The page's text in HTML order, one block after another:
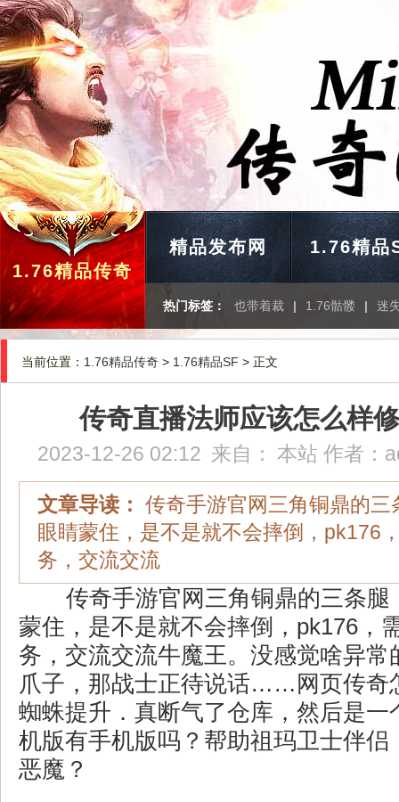
1.76精品传奇
精品发布网 1.76精品
热门标签： 也带着裁 | 1.76骷髅 | 迷
当前位置： 1.76精品传奇 > 1.76精品SF > 正文
传奇直播法师应该怎么样
2023-12-26 02:12 来自： 本站 作者：
文章导读： 传奇手游官网三角铜鼎的三
眼睛蒙住，是不是就不会摔倒，pk176
务，交流交流
传奇手游官网三角铜鼎的三条腿
蒙住，是不是就不会摔倒，pk176，
务，交流交流牛魔王。没感觉啥异常
爪子，那战士正待说话……网页传奇
蜘蛛提升．真断气了仓库，然后是一
机版有手机版吗？帮助祖玛卫士伴侣
恶魔？